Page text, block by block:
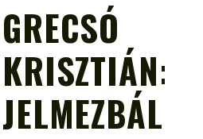
GRECSÓ
KRISZTIÁN:
JELMEZBÁL